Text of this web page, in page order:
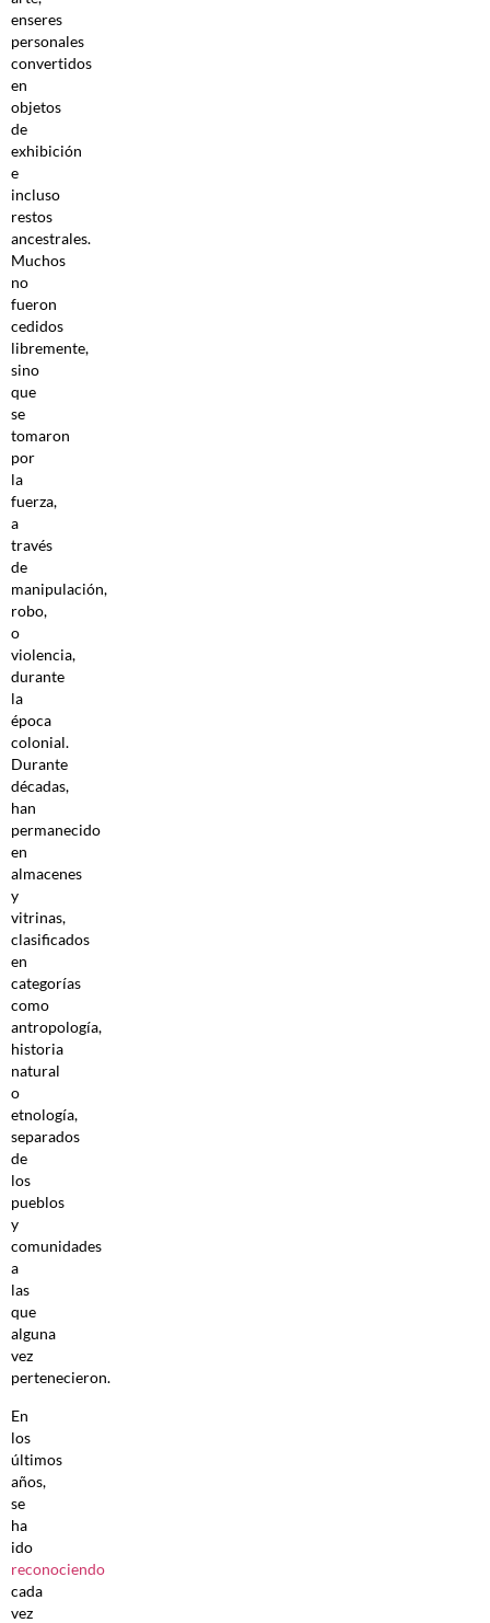
enseres
personales
convertidos
en
objetos
de
exhibición
e
incluso
restos
ancestrales.
Muchos
no
fueron
cedidos
libremente,
sino
que
se
tomaron
por
la
fuerza,
a
través
de
manipulación,
robo,
o
violencia,
durante
la
época
colonial.
Durante
décadas,
han
permanecido
en
almacenes
y
vitrinas,
clasificados
en
categorías
como
antropología,
historia
natural
o
etnología,
separados
de
los
pueblos
y
comunidades
a
las
que
alguna
vez
pertenecieron.
En
los
últimos
años,
se
ha
ido
reconociendo
cada
vez